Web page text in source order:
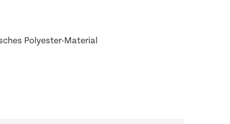
Polyester-Material